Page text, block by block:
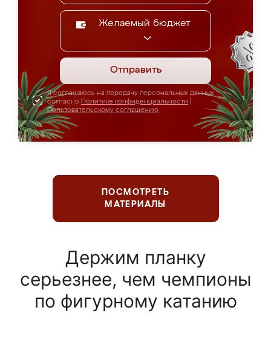
Желаемый бюджет
Отправить
Я соглашаюсь на передачу персональных данных
согласно Политике конфиденциальности
Пользовательскому соглашению
ПОСМОТРЕТЬ
МАТЕРИАЛЫ
Держим планку
серьезнее, чем чемпионы
по фигурному катанию